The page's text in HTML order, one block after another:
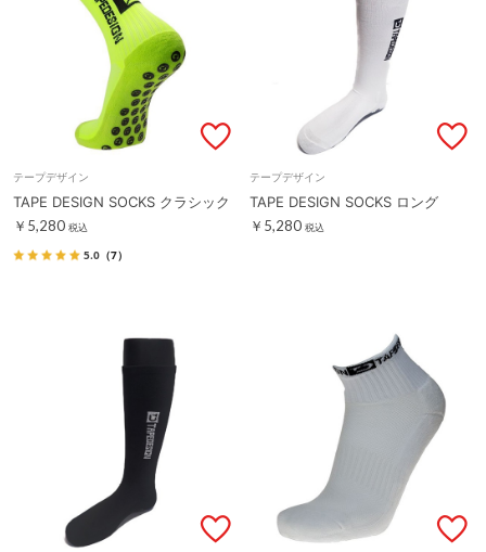
テープデザイン
TAPE DESIGN SOCKS クラシック
￥5,280 税込
5.0 （7）
テープデザイン
TAPE DESIGN SOCKS ロング
￥5,280 税込